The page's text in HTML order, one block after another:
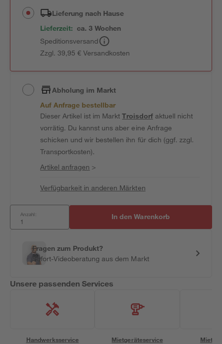
Lieferung nach Hause
Lieferzeit: ca. 3 Wochen
Speditionsversand
Zzgl. 39,95 € Versandkosten
Abholung im Markt
Auf Anfrage bestellbar
Dieser Artikel ist im MarktTroisdorfaktuell nicht
vorrätig. Du kannst uns aber eine Anfrage
schicken und wir bestellen ihn für dich (ggf. zzgl.
Transportkosten).
Artikel anfragen >
Verfügbarkeit in anderen Märkten
Anzahl: In den Warenkorb
Fragen zum Produkt?
Sofort-Videoberatung aus dem Markt
Unsere passenden Services
Handwerksservice Mietgeräteservice